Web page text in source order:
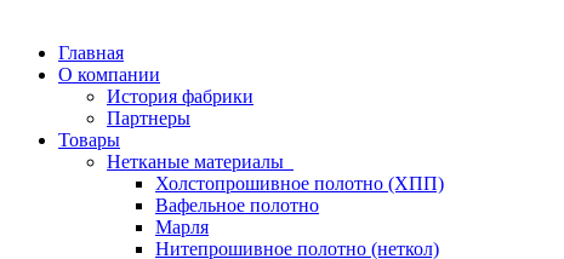
Главная
О компании
История фабрики
Партнеры
Товары
Нетканые материалы
Холстопрошивное полотно (ХПП)
Вафельное полотно
Марля
Нитепрошивное полотно (неткол)